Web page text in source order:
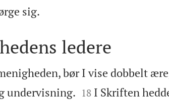
sig.
ledere
bør I vise dobbelt
undervisning.
18 I Skriften